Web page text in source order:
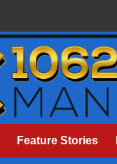
Feature Stories